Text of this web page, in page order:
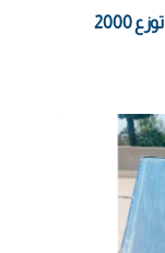
الكشف والعلاج مجانًا.. قافلة عيون في سوهاج توزع 2000